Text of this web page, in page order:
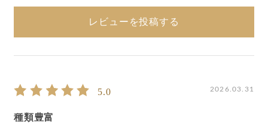
レビューを投稿する
5.0
種類豊富
2026.03.31